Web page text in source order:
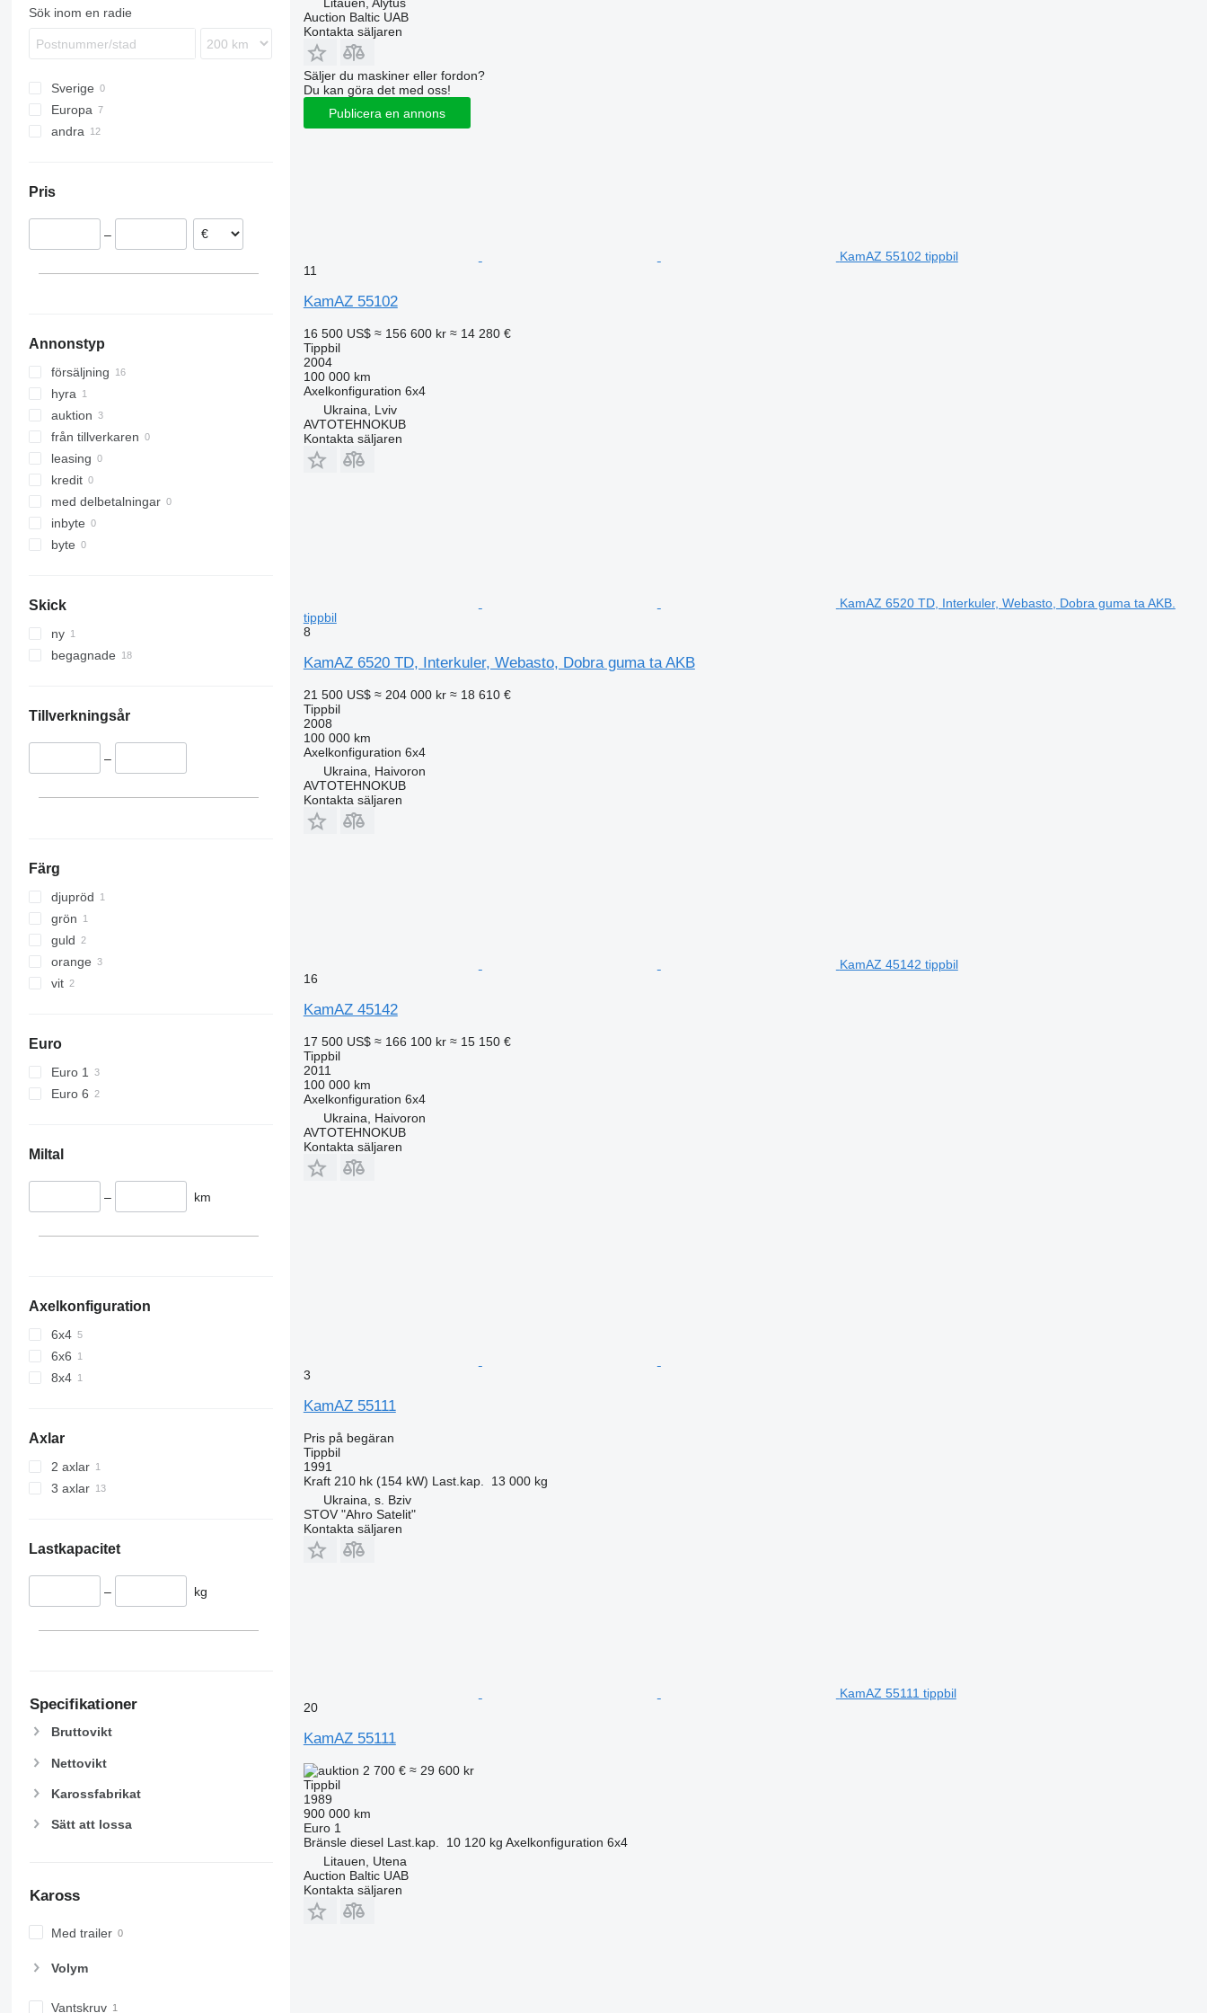
Terberg
VM
Sök inom en radie
Sverige
Europa
Litauen
andra
Pris
–
Annonstyp
försäljning
hyra
auktion
från tillverkaren
leasing
kredit
med delbetalningar
inbyte
byte
Skick
ny
begagnade
Tillverkningsår
–
Färg
djupröd
grön
guld
orange
vit
Euro
Euro 1
Euro 6
Miltal
– km
Axelkonfiguration
6x4
6x6
8x4
Axlar
2 axlar
3 axlar
Lastkapacitet
– kg
Specifikationer
Bruttovikt
Nettovikt
Karossfabrikat
Sätt att lossa
Kaross
Med trailer
Volym
Vantskruv
Auction Baltic UAB
Kontakta säljaren
Säljer du maskiner eller fordon?
Du kan göra det med oss!
Publicera en annons
KamAZ 55102 tippbil
11
KamAZ 55102
16 500 US$ ≈ 156 600 kr ≈ 14 280 €
Tippbil
2004
100 000 km
Axelkonfiguration 6x4
Ukraina, Lviv
AVTOTEHNOKUB
Kontakta säljaren
KamAZ 6520 TD, Interkuler, Webasto, Dobra guma ta AKB.
tippbil
8
KamAZ 6520 TD, Interkuler, Webasto, Dobra guma ta AKB
21 500 US$ ≈ 204 000 kr ≈ 18 610 €
Tippbil
2008
100 000 km
Axelkonfiguration 6x4
Ukraina, Haivoron
AVTOTEHNOKUB
Kontakta säljaren
KamAZ 45142 tippbil
16
KamAZ 45142
17 500 US$ ≈ 166 100 kr ≈ 15 150 €
Tippbil
2011
100 000 km
Axelkonfiguration 6x4
Ukraina, Haivoron
AVTOTEHNOKUB
Kontakta säljaren
3
KamAZ 55111
Pris på begäran
Tippbil
1991
Kraft 210 hk (154 kW) Last.kap.
13 000 kg
Ukraina, s. Bziv
STOV "Ahro Satelit"
Kontakta säljaren
KamAZ 55111 tippbil
20
KamAZ 55111
2 700 € ≈ 29 600 kr
Tippbil
1989
900 000 km
Euro 1
Bränsle diesel Last.kap. 10 120 kg Axelkonfiguration 6x4
Litauen, Utena
Auction Baltic UAB
Kontakta säljaren